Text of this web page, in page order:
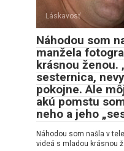
Láskavosť
Náhodou som
manžela
krásnou ženou.
sesternica,
pokojne. Ale
akú pomstu
neho a jeho
Náhodou som našla v
videá s mladou krásnou